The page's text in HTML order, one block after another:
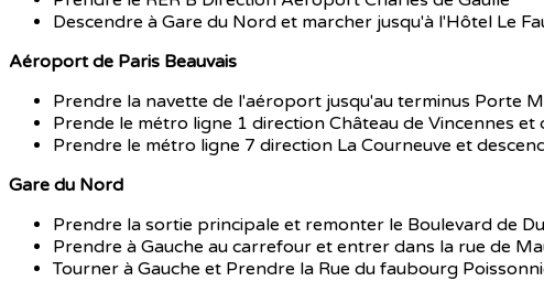
Descendre à Gare du Nord et marcher jusqu'à l'Hôtel Le
Aéroport de Paris Beauvais
Prendre la navette de l'aéroport jusqu'au terminus Porte
Prende le métro ligne 1 direction Château de Vincennes
Prendre le métro ligne 7 direction La Courneuve et
Gare du Nord
Prendre la sortie principale et remonter le Boulevard de
Prendre à Gauche au carrefour et entrer dans la rue de
Tourner à Gauche et Prendre la Rue du faubourg